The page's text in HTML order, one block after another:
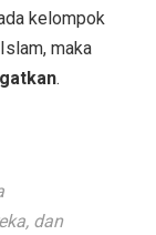
kelompok
maka
.
dan